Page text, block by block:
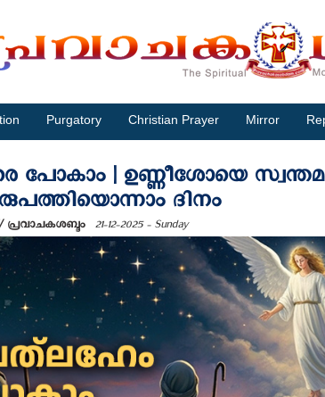
Purgatory Christian Prayer Mirror
പോകാം | ഉണ്ണീശോയെ
ദിനം
21-12-2025 - Sunday